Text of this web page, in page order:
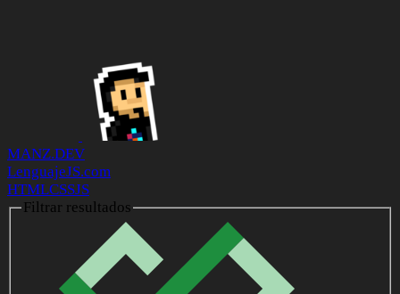
MANZ.DEV
LenguajeJS.com
HTMLCSSJS
Filtrar resultados